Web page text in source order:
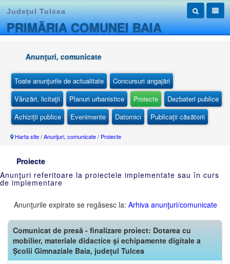
Judeţul Tulcea
PRIMĂRIA COMUNEI BAIA
Anunţuri, comunicate
Toate anunţurile de actualitate
Concursuri angajări
Vânzări, licitaţii
Planuri urbanistice Proiecte
Dezbateri publice
Achiziţii publice
Evenimente Datornici Publicaţii căsătorii
Harta site/Anunţuri, comunicate/ Proiecte
Proiecte
Anunţuri referitoare la proiectele implementate sau în curs
de implementare
Anunţurile expirate se regăsesc la: Arhiva anunţuri/comunicate
Comunicat de presă - finalizare proiect: Dotarea cu
mobilier, materiale didactice şi echipamente digitale a
Școlii Gimnaziale Baia, judeţul Tulcea